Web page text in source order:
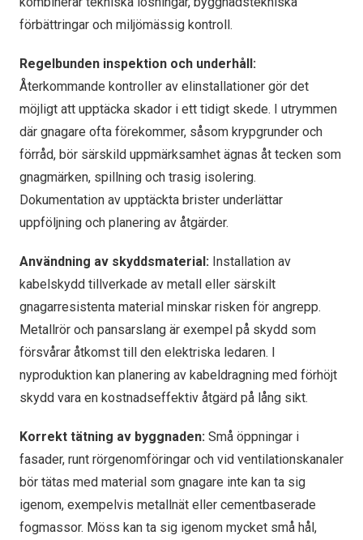
förbättringar och miljömässig kontroll.
Regelbunden inspektion och underhåll:
Återkommande kontroller av elinstallationer gör det
möjligt att upptäcka skador i ett tidigt skede. I utrymmen
där gnagare ofta förekommer, såsom krypgrunder och
förråd, bör särskild uppmärksamhet ägnas åt tecken som
gnagmärken, spillning och trasig isolering.
Dokumentation av upptäckta brister underlättar
uppföljning och planering av åtgärder.
Användning av skyddsmaterial: Installation av
kabelskydd tillverkade av metall eller särskilt
gnagarresistenta material minskar risken för angrepp.
Metallrör och pansarslang är exempel på skydd som
försvårar åtkomst till den elektriska ledaren. I
nyproduktion kan planering av kabeldragning med förhöjt
skydd vara en kostnadseffektiv åtgärd på lång sikt.
Korrekt tätning av byggnaden: Små öppningar i
fasader, runt rörgenomföringar och vid ventilationskanaler
bör tätas med material som gnagare inte kan ta sig
igenom, exempelvis metallnät eller cementbaserade
fogmassor. Möss kan ta sig igenom mycket små hål,